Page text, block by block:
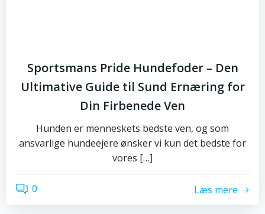
Sportsmans Pride Hundefoder – Den
Ultimative Guide til Sund Ernæring for
Din Firbenede Ven
Hunden er menneskets bedste ven, og som
ansvarlige hundeejere ønsker vi kun det bedste for
vores […]
0 Læs mere